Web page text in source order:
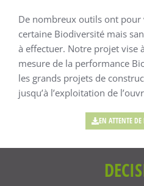
De nombreux outils ont pour
certaine Biodiversité mais
à effectuer. Notre projet vise
mesure de la performance
les grands projets de
jusqu’à l’exploitation de
EN ATTENTE